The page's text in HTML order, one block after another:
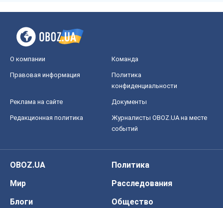
О компании Команда
Правовая информация
Политика
конфиденциальности
Реклама на сайте Документы
Редакционная политика
Журналисты OBOZ.UA на месте
событий
OBOZ.UA
Политика
Мир
Расследования
Блоги
Общество